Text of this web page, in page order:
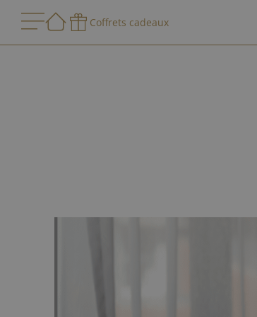
Coffrets cadeaux